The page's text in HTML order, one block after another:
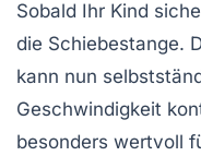
Sobald Ihr Kind
die Schiebestange.
kann nun
Geschwindigkeit
besonders wertvoll